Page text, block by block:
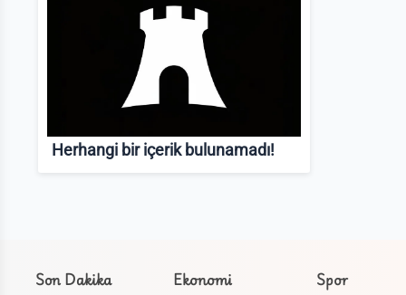
Herhangi bir içerik bulunamadı!
Son Dakika Ekonomi
Spor